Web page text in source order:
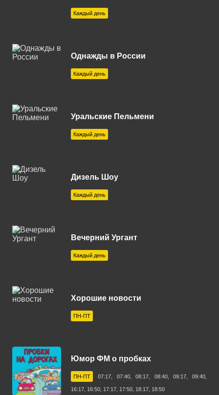
Железногорск 92.8 FM
Златоуст 87.7 FM
Казань 91.1 FM
Калуга 106.6 FM
Каменск-Уральский 89.4 FM
FM
Коломна 104.8 FM
Кострома 99.3 FM
Кропоткин 97.4 FM
Кузнецк 102.1 FM
Курск 107.6 FM
Липецк 99.4 FM
Магнитогорск 100.1 FM
Каждый день
Однажды в России
Каждый день
Уральские Пельмени
Каждый день
Дизель Шоу
Каждый день
Вечерний Ургант
Каждый день
Хорошие новости
ПН-ПТ
Юмор ФМ о пробках
ПН-ПТ 07:17, 07:40, 08:17, 08:40, 09:17, 09:40,
16:17, 16:50, 17:17, 17:50, 18:17, 18:50